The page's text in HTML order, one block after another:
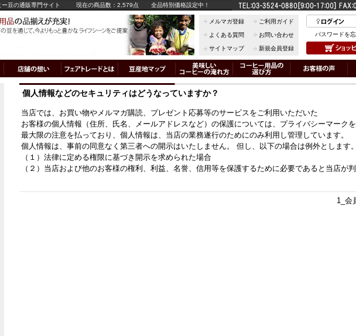
豆の通販専門サイト 現在の商品数：2,579点 全品特別価格設定中！
メルマガ登録 ご利用ガイド
よくある質問 お問い合わせ
サイトマップ 新規会員登録
パスワードを
個人情報などのセキュリティはどうなっていますか？
当店では、お買い物やメルマガ購読、プレゼント応募等のサービスをご利用いただいた
お客様の個人情報（住所、氏名、メールアドレスなど）の保護については、プライバシーマークを
最大限の注意を払っており、個人情報は、当店の業務遂行のためにのみ利用し管理しています。
個人情報は、事前の同意なく第三者への開示はいたしません。 但し、以下の場合は例外とします。
（１）法律に定める権限に基づき開示を求められた場合
（２）当店および他のお客様の権利、利益、名誉、信用等を保護するために必要であると当店が
1_会